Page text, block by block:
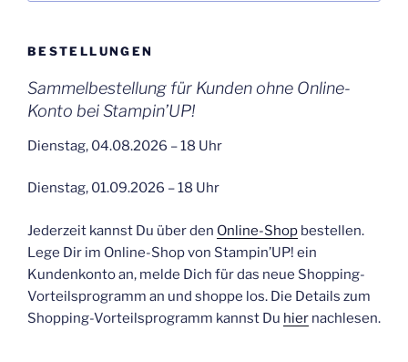
BESTELLUNGEN
Sammelbestellung für Kunden ohne Online-
Konto bei Stampin’UP!
Dienstag, 04.08.2026 – 18 Uhr
Dienstag, 01.09.2026 – 18 Uhr
Jederzeit kannst Du über den Online-Shop bestellen.
Lege Dir im Online-Shop von Stampin’UP! ein
Kundenkonto an, melde Dich für das neue Shopping-
Vorteilsprogramm an und shoppe los. Die Details zum
Shopping-Vorteilsprogramm kannst Du hier nachlesen.